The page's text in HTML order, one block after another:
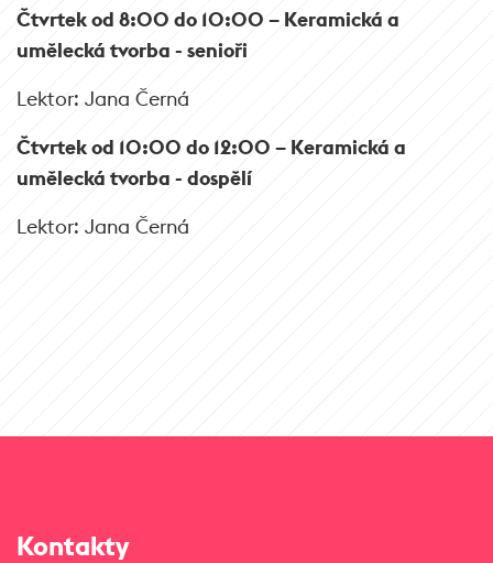
Čtvrtek od 8:00 do 10:00 – Keramická a
umělecká tvorba - senioři
Lektor: Jana Černá
Čtvrtek od 10:00 do 12:00 – Keramická a
umělecká tvorba - dospělí
Lektor: Jana Černá
Kontakty